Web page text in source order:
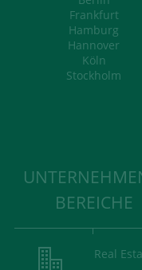
Frankfurt
Hamburg
Hannover
Köln
Stockholm
BEREICHE
Real